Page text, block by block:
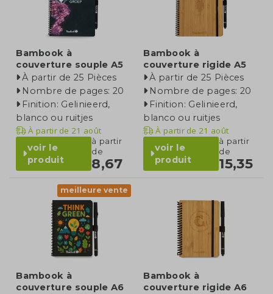
Bambook à
couverture souple A5
À partir de 25 Pièces
Nombre de pages: 20
Finition: Gelinieerd,
blanco ou ruitjes
À partir de 21 août
voir le
produit
à partir
de
8,67
Bambook à
couverture rigide A5
À partir de 25 Pièces
Nombre de pages: 20
Finition: Gelinieerd,
blanco ou ruitjes
À partir de 21 août
voir le
produit
à partir
de
15,35
meilleure vente
Bambook à
couverture souple A6
Bambook à
couverture rigide A6